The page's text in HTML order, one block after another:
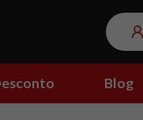
Blog